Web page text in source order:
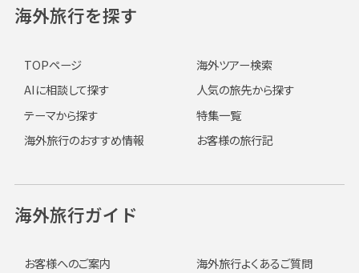
海外旅行を探す
TOPページ
海外ツアー検索
AIに相談して探す
人気の旅先から探す
テーマから探す
特集一覧
海外旅行のおすすめ情報
お客様の旅行記
海外旅行ガイド
お客様へのご案内
海外旅行よくあるご質問